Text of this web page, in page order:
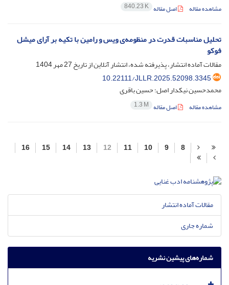
مشاهده مقاله اصل مقاله 840.23 K
تحلیل مناسبات قدرت در منظومه‌ی ویس و رامین با تکیه بر آرای میشل
فوکو
مقالات آماده انتشار، پذیرفته شده، انتشار آنلاین از تاریخ27 مهر 1404
10.22111/JLLR.2025.52098.3345
محمدحسین نیکدار اصل؛ حسین باقری
مشاهده مقاله اصل مقاله 1.3 M
8
9
10
11
12
13
14
15
16
مقالات آماده انتشار
شماره جاری
شماره‌های پیشین نشریه